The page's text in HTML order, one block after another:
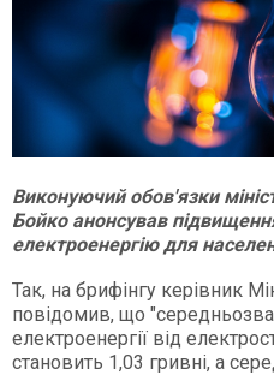
Виконуючий обов'язки
Бойко анонсував
електроенергію для
Так, на брифінгу керівник
повідомив, що
електроенергії від
становить 1,03 гривні, а